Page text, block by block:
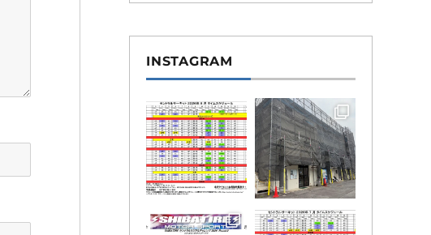
INSTAGRAM